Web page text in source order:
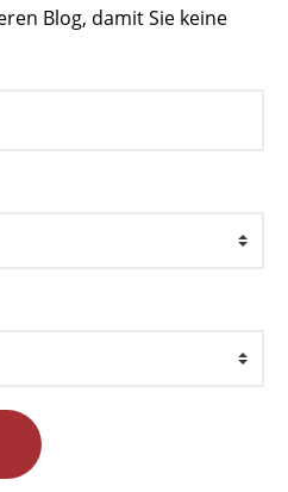
Blog, damit Sie keine